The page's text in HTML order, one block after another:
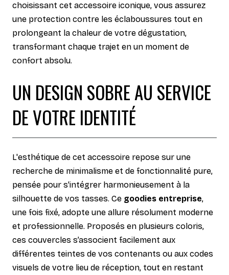
choisissant cet accessoire iconique, vous assurez
une protection contre les éclaboussures tout en
prolongeant la chaleur de votre dégustation,
transformant chaque trajet en un moment de
confort absolu.
UN DESIGN SOBRE AU SERVICE
DE VOTRE IDENTITÉ
L'esthétique de cet accessoire repose sur une
recherche de minimalisme et de fonctionnalité pure,
pensée pour s'intégrer harmonieusement à la
silhouette de vos tasses. Ce goodies entreprise,
une fois fixé, adopte une allure résolument moderne
et professionnelle. Proposés en plusieurs coloris,
ces couvercles s’associent facilement aux
différentes teintes de vos contenants ou aux codes
visuels de votre lieu de réception, tout en restant